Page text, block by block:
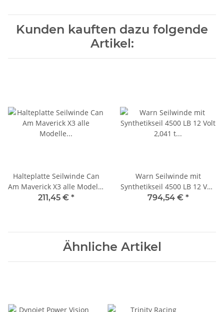
Kunden kauften dazu folgende
Artikel:
Halteplatte Seilwinde Can
Am Maverick X3 alle Modelle
2017-2020 Montageplatte
211,45 € *
Warn Seilwinde mit
Synthetikseil 4500 LB 12 Volt
2,041 t Zugkraft
794,54 € *
Ähnliche Artikel